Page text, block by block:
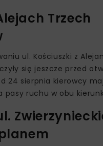
Trzech
ul. Kościuszki z
się jeszcze przed
24 sierpnia kierowcy
pasy ruchu w obu